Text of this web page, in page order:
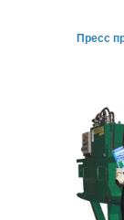
Пресс